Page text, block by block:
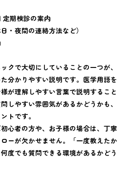
定期検診の案内
・夜間の連絡方法など）
クで大切にしていることの一つが、
分かりやすい説明です。医学用語を
が理解しやすい言葉で説明すること
しやすい雰囲気があるかどうかも、
トです。
心者の方や、お子様の場合は、丁寧
ーが欠かせません。「一度教えたか
度でも質問できる環境があるかどう